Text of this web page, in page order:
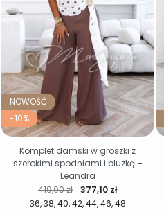
NOWOŚĆ
-10%
36 38 40 42 44 46 48
Cena regularna
419,00 zł Cena
377,10 zł
Komplet damski w groszki z
szerokimi spodniami i bluzką –
Leandra